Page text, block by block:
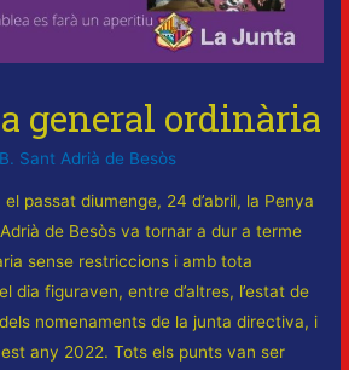
general ordinària
Sant Adrià de Besòs
passat diumenge, 24 d’abril, la Penya
de Besòs va tornar a dur a terme
sense restriccions i amb tota
dia figuraven, entre d’altres, l’estat de
nomenaments de la junta directiva, i
any 2022. Tots els punts van ser